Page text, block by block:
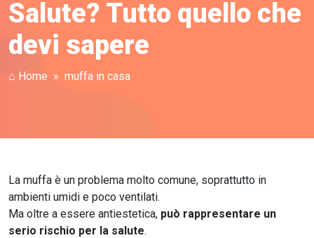
Salute? Tutto quello che
devi sapere
⌂ Home muffa in casa
La muffa è un problema molto comune, soprattutto in
ambienti umidi e poco ventilati.
Ma oltre a essere antiestetica, può rappresentare un
serio rischio per la salute.